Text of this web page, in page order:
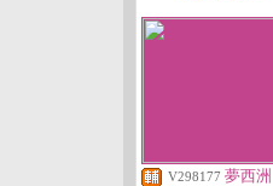
V298177 夢西洲